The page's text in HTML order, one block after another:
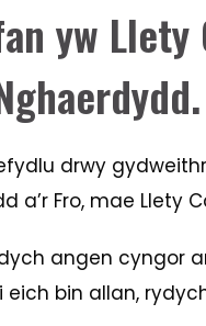
yw
drwy
a’r Fro, mae
angen cyngor
eich bin allan,